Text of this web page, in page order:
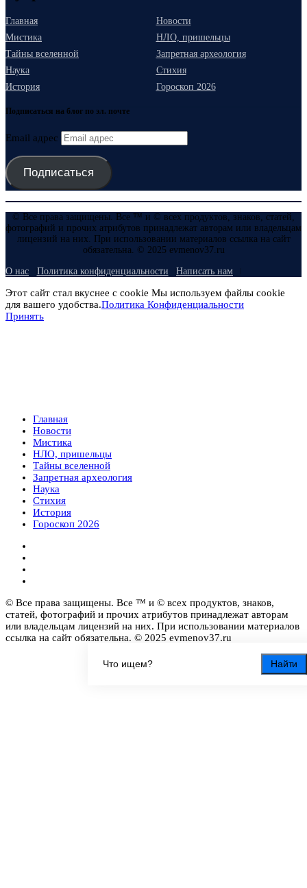
Найти
Главная
Новости
Мистика
НЛО, пришельцы
Тайны вселенной
Запретная археология
Наука
Стихия
История
Гороскоп 2026
Подписаться на блог по эл. почте
Email адрес
Подписаться
© Все права защищены. Все ™ и © всех продуктов, знаков, статей,
фотографий и прочих атрибутов принадлежат авторам или владельцам
лицензий на них. При использовании материалов ссылка на сайт
обязательна. © 2025 evmenov37.ru
О нас Политика конфиденциальности Написать нам
Этот сайт стал вкуснее с cookie Мы используем файлы cookie
для вашего удобства.Политика Конфиденциальности
Принять
Главная
Новости
Мистика
НЛО, пришельцы
Тайны вселенной
Запретная археология
Наука
Стихия
История
Гороскоп 2026
© Все права защищены. Все ™ и © всех продуктов, знаков,
статей, фотографий и прочих атрибутов принадлежат авторам
или владельцам лицензий на них. При использовании материалов
ссылка на сайт обязательна. © 2025 evmenov37.ru